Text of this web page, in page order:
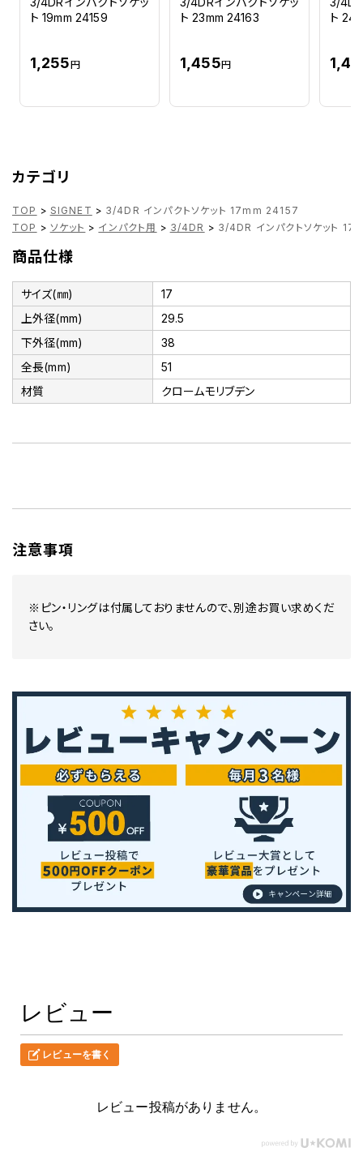
ト 19mm 24159
1,255円
ト 23mm 24163
1,455円
ト
カテゴリ
TOP > SIGNET > 3/4DR インパクトソケット 17mm 24157
TOP > ソケット > インパクト用 > 3/4DR > 3/4DR インパクトソケット
商品仕様
サイズ(㎜)
17
上外径(mm)
29.5
下外径(mm)
38
全長(mm)
51
材質
クロームモリブデン
注意事項
※ピン・リングは付属しておりませんので、別途お買い求めくだ
さい。
レビュー
レビューを書く
レビュー投稿がありません。